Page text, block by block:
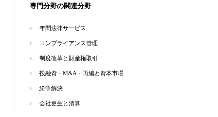
専門分野の関連分野
年間法律サービス
コンプライアンス管理
制度改革と財産権取引
投融資・M&A・再編と資本市場
紛争解決
会社更生と清算